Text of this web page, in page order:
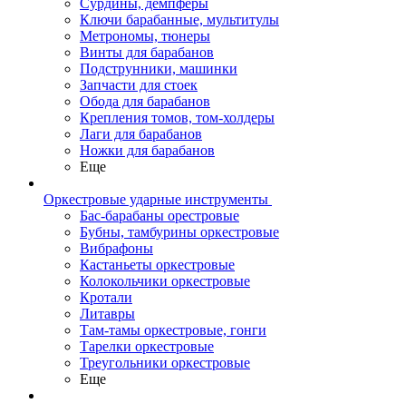
Сурдины, демпферы
Ключи барабанные, мультитулы
Метрономы, тюнеры
Винты для барабанов
Подструнники, машинки
Запчасти для стоек
Обода для барабанов
Крепления томов, том-холдеры
Лаги для барабанов
Ножки для барабанов
Еще
Оркестровые ударные инструменты
Бас-барабаны орестровые
Бубны, тамбурины оркестровые
Вибрафоны
Кастаньеты оркестровые
Колокольчики оркестровые
Кротали
Литавры
Там-тамы оркестровые, гонги
Тарелки оркестровые
Треугольники оркестровые
Еще